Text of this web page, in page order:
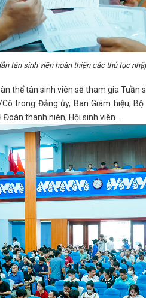
tân sinh viên hoàn thiện các thủ tục
thể tân sinh viên sẽ tham gia Tuần
trong Đảng ủy, Ban Giám hiệu;
thanh niên, Hội sinh viên...